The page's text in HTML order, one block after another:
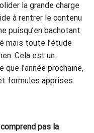
la grande charge
à rentrer le contenu
puisqu’en bachotant
mais toute l’étude
Cela est un
l’année prochaine,
formules apprises.
pas la